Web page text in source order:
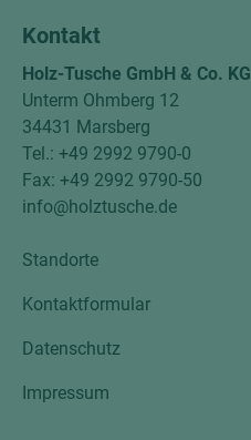
Kontakt
Holz-Tusche GmbH & Co. KG
Unterm Ohmberg 12
34431 Marsberg
Tel.: +49 2992 9790-0
Fax: +49 2992 9790-50
info@holztusche.de
Standorte
Kontaktformular
Datenschutz
Impressum